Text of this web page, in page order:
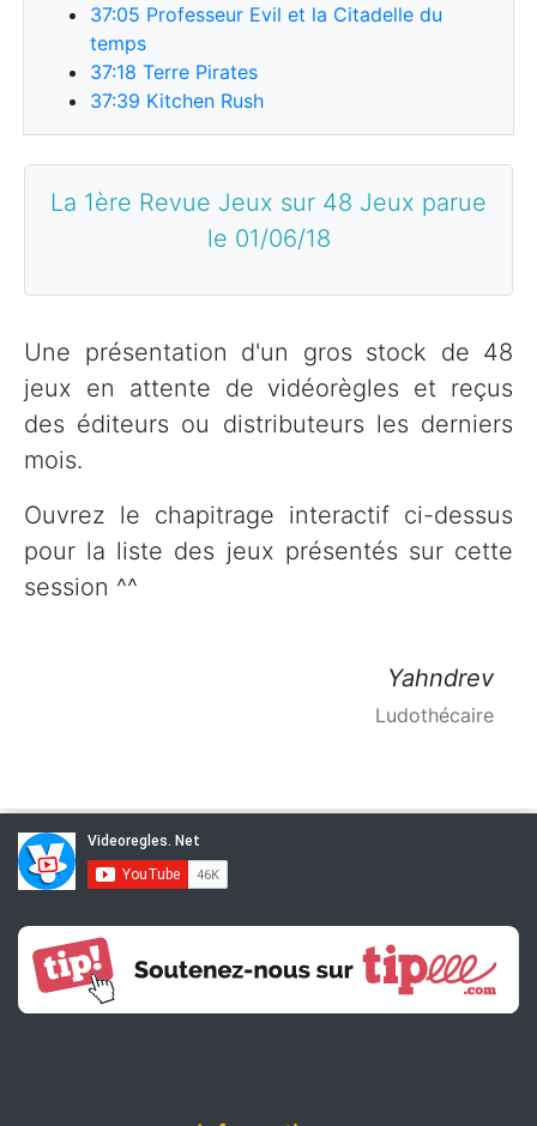
37:05 Professeur Evil et la Citadelle du
temps
37:18 Terre Pirates
37:39 Kitchen Rush
La 1ère Revue Jeux sur 48 Jeux parue
le 01/06/18
Une présentation d'un gros stock de 48
jeux en attente de vidéorègles et reçus
des éditeurs ou distributeurs les derniers
mois.
Ouvrez le chapitrage interactif ci-dessus
pour la liste des jeux présentés sur cette
session ^^
Yahndrev
Ludothécaire